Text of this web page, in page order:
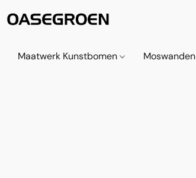
Maatwerk Kunstbomen Moswanden